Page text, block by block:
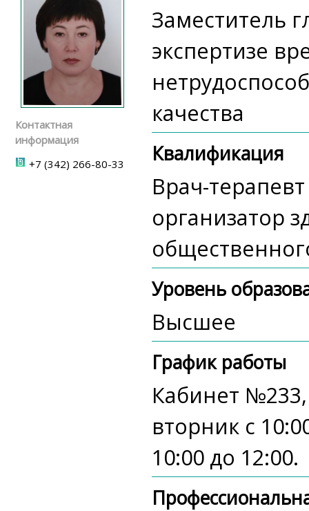
Контактная
информация
+7 (342) 266-80-33
Заместитель
экспертизе
качества
Квалификация
Врач-
организатор
Уровень
Высшее
График работы
Кабинет
вторник с
10:00 до 12:00.